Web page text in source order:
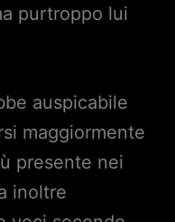
purtroppo lui
auspicabile
maggiormente
presente nei
inoltre